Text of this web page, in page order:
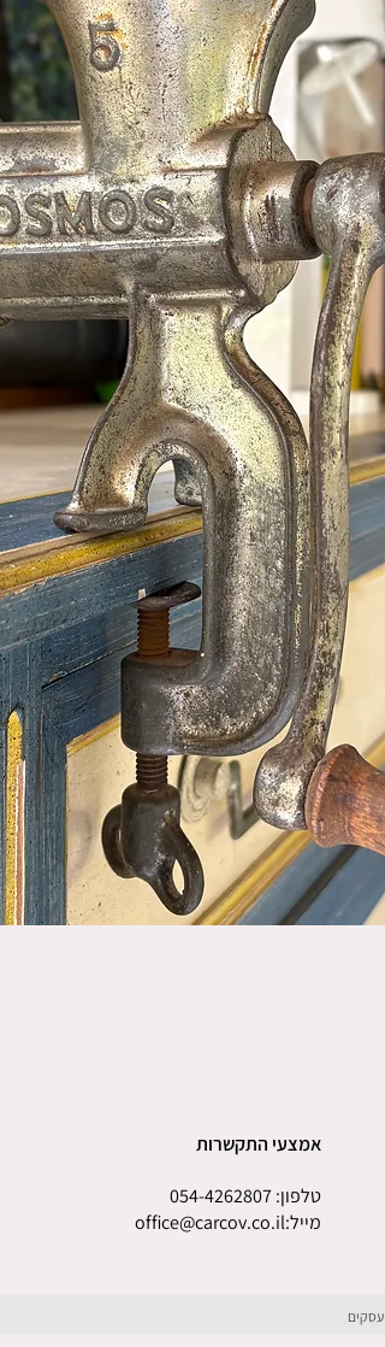
אמצעי התקשרות
טלפון:054-4262807
מייל:
office@carcov.co.il
עסקים